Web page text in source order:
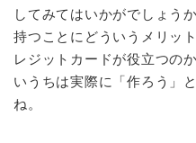
してみてはいかがでしょう
持つことにどういうメリッ
レジットカードが役立つの
いうちは実際に「作ろう」
ね。